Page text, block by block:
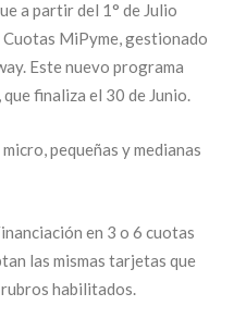
a partir del 1° de Julio
MiPyme, gestionado
Este nuevo programa
finaliza el 30 de Junio.
pequeñas y medianas
en 3 o 6 cuotas
las mismas tarjetas que
habilitados.